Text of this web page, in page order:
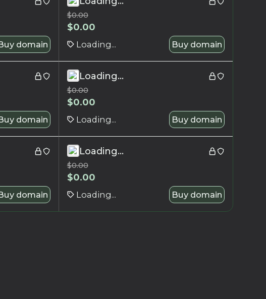
domain
$0.00
$0.00
Loading... Buy domain
domain
Loading...
$0.00
$0.00
Loading... Buy domain
domain
Loading...
$0.00
$0.00
Loading... Buy domain